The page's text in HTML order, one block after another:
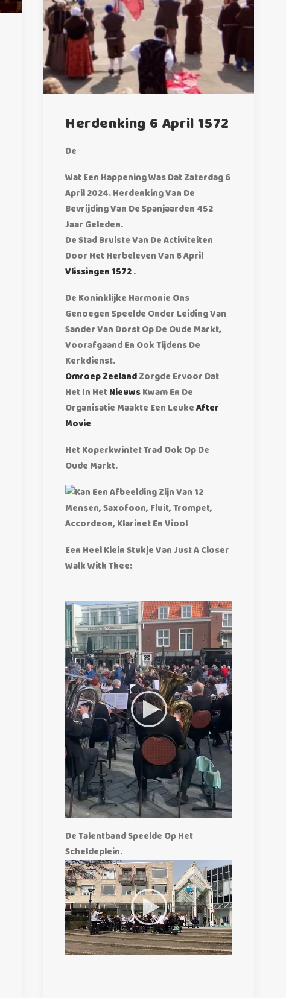
Herdenking 6 April 1572
De
Wat Een Happening Was Dat Zaterdag 6
April 2024. Herdenking Van De
Bevrijding Van De Spanjaarden 452
Jaar Geleden.
De Stad Bruiste Van De Activiteiten
Door Het Herbeleven Van 6 April
Vlissingen 1572.
De Koninklijke Harmonie Ons
Genoegen Speelde Onder Leiding Van
Sander Van Dorst Op De Oude Markt,
Voorafgaand En Ook Tijdens De
Kerkdienst.
Omroep ZeelandZorgde Ervoor Dat
Het In HetNieuwsKwam En De
Organisatie Maakte Een LeukeAfter
Movie
Het Koperkwintet Trad Ook Op De
Oude Markt.
Een Heel Klein Stukje Van Just A Closer
Walk With Thee:
De Talentband Speelde Op Het
Scheldeplein.